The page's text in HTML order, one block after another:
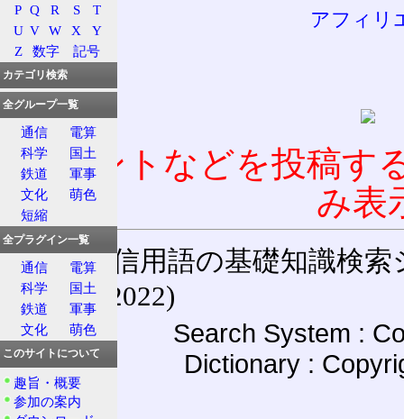
アフィリ
コメントなどを投稿す
み表
通信用語の基礎知識検索
(27-May-2022)
Search System :
Dictionary :
P Q R S
T
U V W X
Y
Z
数字 記号
カテゴリ検索
全グループ一覧
通信
電算
科学
国土
鉄道
軍事
文化
萌色
短縮
全プラグイン一覧
通信
電算
科学
国土
鉄道
軍事
文化
萌色
このサイトについて
趣旨・概要
参加の案内